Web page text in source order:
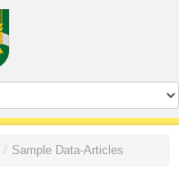
/ Sample Data-Articles